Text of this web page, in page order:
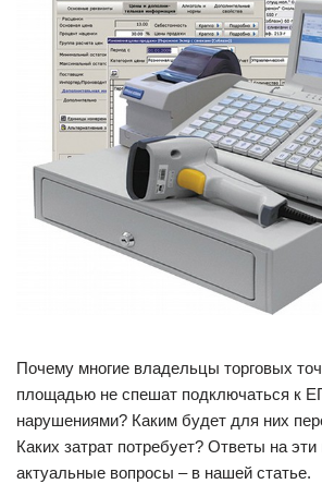
Почему многие владельцы торговых
площадью не спешат подключаться к
нарушениями? Каким будет для них
Каких затрат потребует? Ответы на эти
актуальные вопросы – в нашей статье.